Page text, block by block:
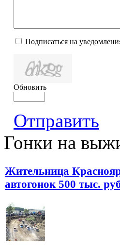
Подписаться на
Обновить
Отправить
Гонки на
Жительница
автогонок 500 тыс.